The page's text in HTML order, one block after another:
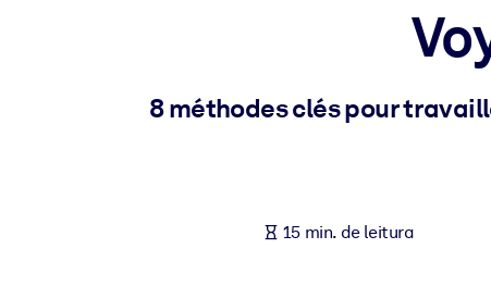
Para bibliotecas corporativas
Enriqueça sua biblioteca corporativa com conhecimento de
Alimente seus sistemas de IA com conhecimento confiável e
8 méthodes clés pour
15 min. de leitura